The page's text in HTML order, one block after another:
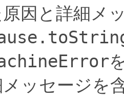
因と詳細メ
ッセージを